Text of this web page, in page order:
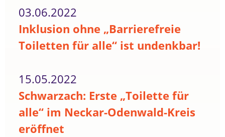
03.06.2022
Inklusion ohne „Barrierefreie
Toiletten für alle“ ist undenkbar!
15.05.2022
Schwarzach: Erste „Toilette für
alle“ im Neckar-Odenwald-Kreis
eröffnet